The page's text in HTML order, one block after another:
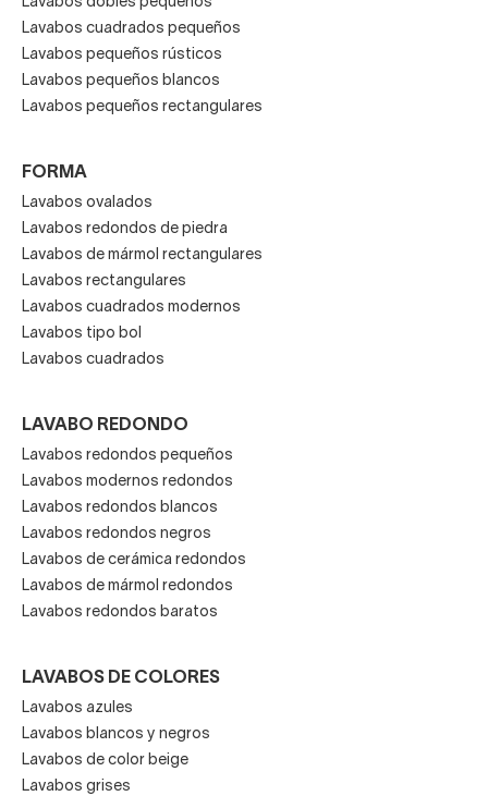
Lavabos cuadrados pequeños
Lavabos pequeños rústicos
Lavabos pequeños blancos
Lavabos pequeños rectangulares
FORMA
Lavabos ovalados
Lavabos redondos de piedra
Lavabos de mármol rectangulares
Lavabos rectangulares
Lavabos cuadrados modernos
Lavabos tipo bol
Lavabos cuadrados
LAVABO REDONDO
Lavabos redondos pequeños
Lavabos modernos redondos
Lavabos redondos blancos
Lavabos redondos negros
Lavabos de cerámica redondos
Lavabos de mármol redondos
Lavabos redondos baratos
LAVABOS DE COLORES
Lavabos azules
Lavabos blancos y negros
Lavabos de color beige
Lavabos grises